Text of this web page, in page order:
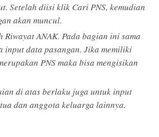
Setelah diisi klik Cari PNS, kemudian
akan muncul.
Riwayat ANAK. Pada bagian ini sama
input data pasangan. Jika memiliki
PNS maka bisa mengisikan
di atas berlaku juga untuk input
dan anggota keluarga lainnya.